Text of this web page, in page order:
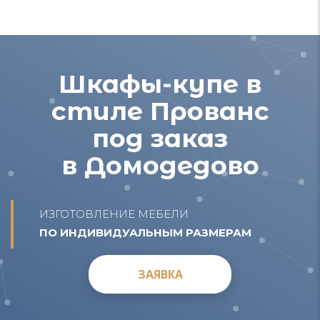
Шкафы-купе в
стиле Прованс
под заказ
в Домодедово
ИЗГОТОВЛЕНИЕ МЕБЕЛИ
ПО ИНДИВИДУАЛЬНЫМ РАЗМЕРАМ
ЗАЯВКА
ЗАЯВКА